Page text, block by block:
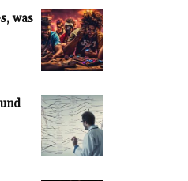
was